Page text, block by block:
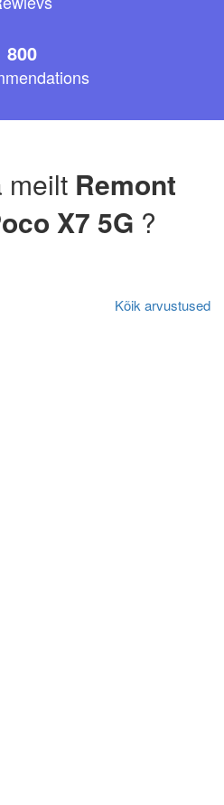
800
meilt Remont
X7 5G ?
Kõik arvustused